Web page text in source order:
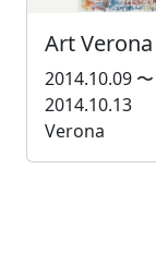
Art Verona
2014.10.09 〜
2014.10.13
Verona